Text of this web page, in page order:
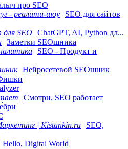
про SEO
SEO для сайтов
ChatGPT, AI, Python дл...
Заметки SEOшника
SEO - Продукт и
Нейросетевой SEOшник
Смотри, SEO работает
SEO,
Hello, Digital World